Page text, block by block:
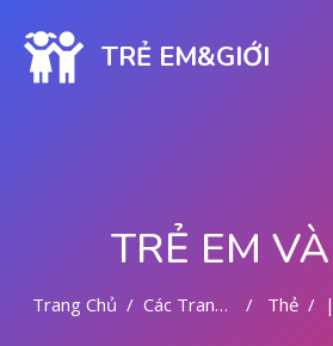
TRẺ EM&GIỚI
TRẺ EM
Trang Chủ Các Trang Của Hệ Thống Thẻ |